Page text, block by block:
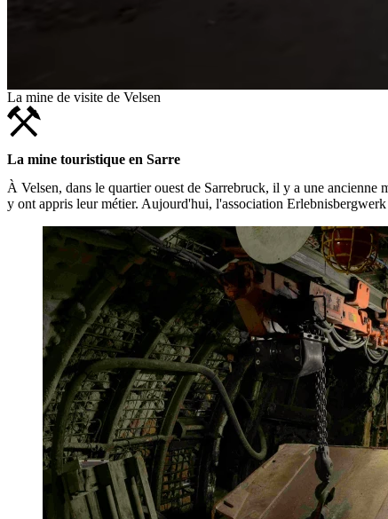
La mine de visite de Velsen
La mine touristique en Sarre
À Velsen, dans le quartier ouest de Sarrebruck, il y a une
y ont appris leur métier. Aujourd'hui, l'association